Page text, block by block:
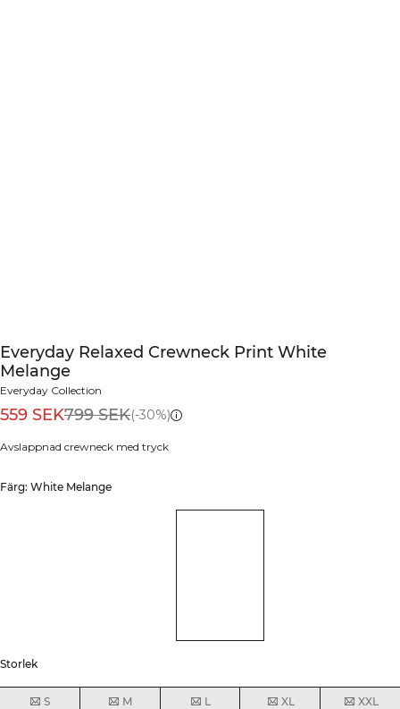
Everyday Relaxed Crewneck Print White
Melange
Everyday Collection
559 SEK799 SEK(-30%)
Avslappnad crewneck med tryck
Färg: White Melange
Storlek
S M L XL XXL